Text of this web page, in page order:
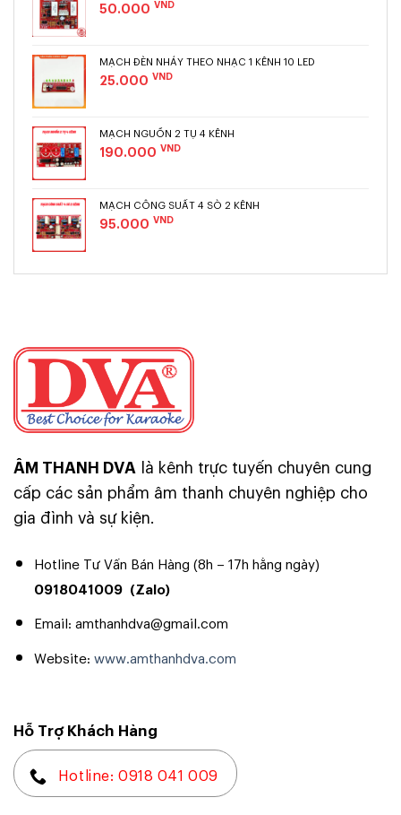
50.000 VND
MẠCH ĐÈN NHÁY THEO NHẠC 1 KÊNH 10 LED
25.000 VND
MẠCH NGUỒN 2 TỤ 4 KÊNH
190.000 VND
MẠCH CÔNG SUẤT 4 SÒ 2 KÊNH
95.000 VND
ÂM THANH DVA là kênh trực tuyến chuyên cung
cấp các sản phẩm âm thanh chuyên nghiệp cho
gia đình và sự kiện.
Hotline Tư Vấn Bán Hàng (8h – 17h hằng ngày)
0918041009 (Zalo)
Email: amthanhdva@gmail.com
Website:www.amthanhdva.com
Hỗ Trợ Khách Hàng
Hotline: 0918 041 009